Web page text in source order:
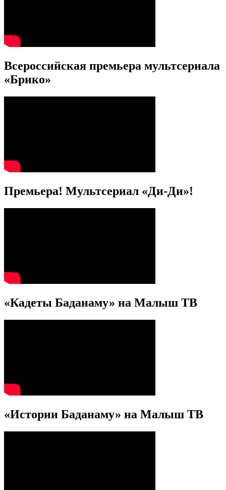
Всероссийская премьера мультсериала
«Брико»
Премьера! Мультсериал «Ди-Ди»!
«Кадеты Баданаму» на Малыш ТВ
«Истории Баданаму» на Малыш ТВ